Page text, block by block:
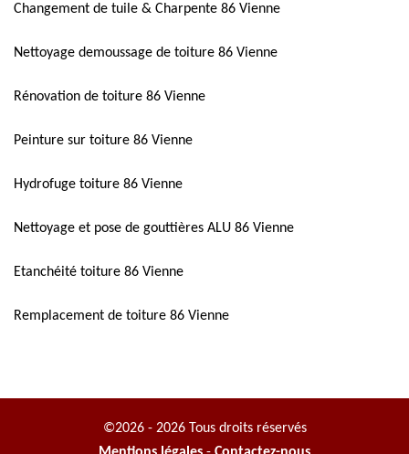
Changement de tuile & Charpente 86 Vienne
Nettoyage demoussage de toiture 86 Vienne
Rénovation de toiture 86 Vienne
Peinture sur toiture 86 Vienne
Hydrofuge toiture 86 Vienne
Nettoyage et pose de gouttières ALU 86 Vienne
Etanchéité toiture 86 Vienne
Remplacement de toiture 86 Vienne
©2026 - 2026 Tous droits réservés